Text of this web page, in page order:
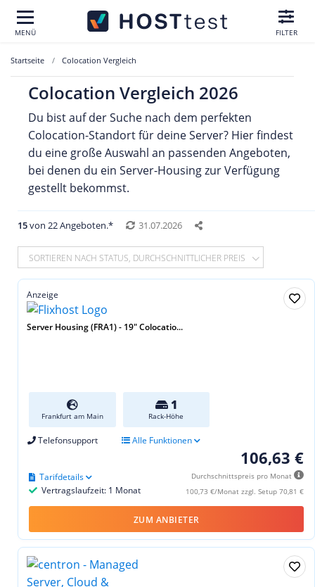
MENÜ FILTER
Startseite Colocation Vergleich
Colocation Vergleich 2026
Du bist auf der Suche nach dem perfekten
Colocation-Standort für deine Server? Hier findest
du eine große Auswahl an passenden Angeboten,
bei denen du ein Server-Housing zur Verfügung
gestellt bekommst.
15von 22 Angeboten.* 31.07.2026
SORTIEREN NACH STATUS, DURCHSCHNITTLICHER PREIS
Anzeige
Server Housing (FRA1) - 19″ Colocatio...
Frankfurt am Main
1
Rack-Höhe
Telefonsupport Alle Funktionen
106,63 €
Durchschnittspreis pro Monat
100,73 €/Monat zzgl. Setup 70,81 €
Vertragslaufzeit: 1 Monat
Tarifdetails
ZUM ANBIETER